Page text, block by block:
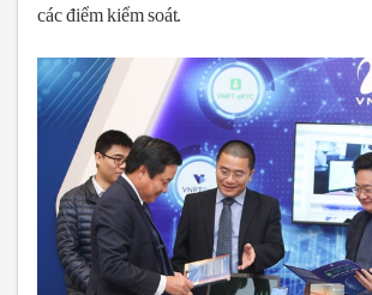
các điểm kiểm soát.